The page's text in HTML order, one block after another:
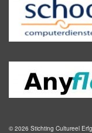
© 2026 Stichting Cultureel